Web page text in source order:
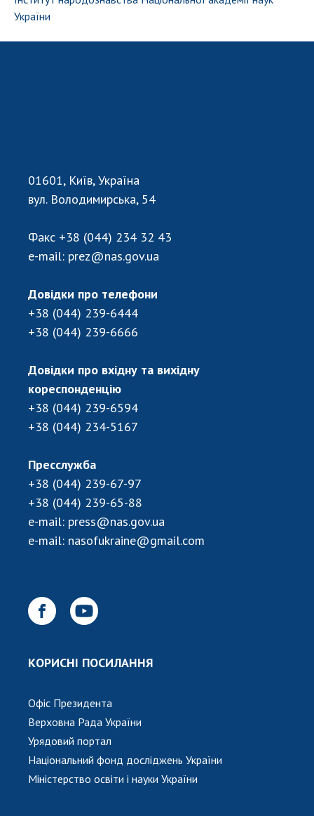
України
01601, Київ, Україна
вул. Володимирська, 54
Факс +38 (044) 234 32 43
e-mail: prez@nas.gov.ua
Довідки про телефони
+38 (044) 239-6444
+38 (044) 239-6666
Довідки про вхідну та вихідну
кореспонденцію
+38 (044) 239-6594
+38 (044) 234-5167
Пресслужба
+38 (044) 239-67-97
+38 (044) 239-65-88
e-mail: press@nas.gov.ua
e-mail: nasofukraine@gmail.com
КОРИСНІ ПОСИЛАННЯ
Офіс Президента
Верховна Рада України
Урядовий портал
Національний фонд досліджень України
Міністерство освіти і науки України